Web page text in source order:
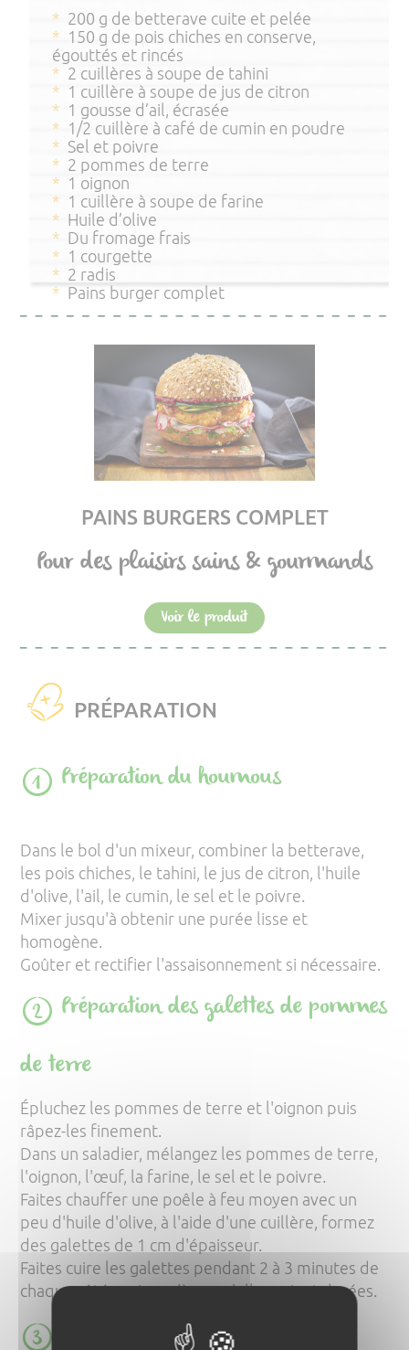
200 g de betterave cuite et pelée
150 g de pois chiches en conserve,
égouttés et rincés
2 cuillères à soupe de tahini
1 cuillère à soupe de jus de citron
1 gousse d’ail, écrasée
1/2 cuillère à café de cumin en poudre
Sel et poivre
2 pommes de terre
1 oignon
1 cuillère à soupe de farine
Huile d’olive
Du fromage frais
1 courgette
2 radis
Pains burger complet
PAINS BURGERS COMPLET
Pour des plaisirs sains & gourmands
Voir le produit
PRÉPARATION
Préparation du houmous
Dans le bol d'un mixeur, combiner la betterave,
les pois chiches, le tahini, le jus de citron, l'huile
d'olive, l'ail, le cumin, le sel et le poivre.
Mixer jusqu'à obtenir une purée lisse et
homogène.
Goûter et rectifier l'assaisonnement si nécessaire.
Préparation des galettes de pommes
de terre
Épluchez les pommes de terre et l'oignon puis
râpez-les finement.
Dans un saladier, mélangez les pommes de terre,
l'oignon, l'œuf, la farine, le sel et le poivre.
Faites chauffer une poêle à feu moyen avec un
peu d'huile d'olive, à l'aide d'une cuillère, formez
des galettes de 1 cm d'épaisseur.
Faites cuire les galettes pendant 2 à 3 minutes de
chaque côté, ou jusqu'à ce qu'elles soient dorées.
Montage du burger